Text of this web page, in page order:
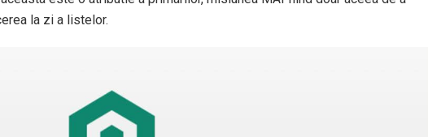
la zi a listelor.